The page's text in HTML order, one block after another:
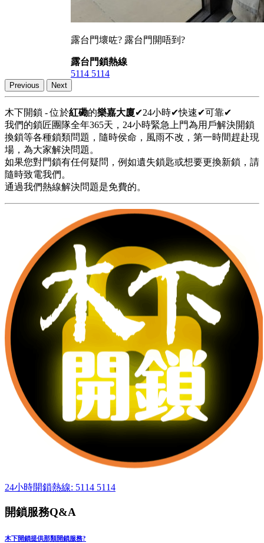
露台門壞咗? 露台門開唔到?
露台門鎖熱線
5114 5114
Previous Next
木下開鎖 - 位於紅磡的樂嘉大廈✔24小時✔快速✔可靠✔
我們的鎖匠團隊全年365天，24小時緊急上門為用戶解決開鎖
換鎖等各種鎖類問題，隨時侯命，風雨不改，第一時間趕赴現
場，為大家解決問題。
如果您對門鎖有任何疑問，例如遺失鎖匙或想要更換新鎖，請
隨時致電我們。
通過我們熱線解決問題是免費的。
24小時開鎖熱線: 5114 5114
開鎖服務Q&A
木下開鎖提供那類開鎖服務?